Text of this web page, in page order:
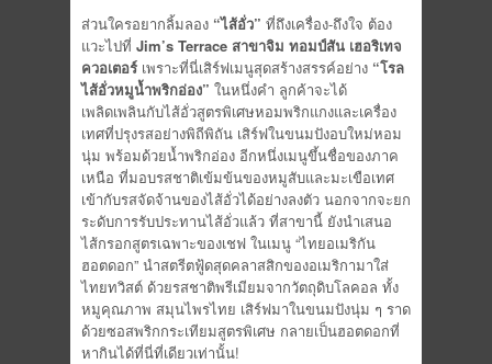
ส่วนใครอยากลิ้มลอง “ไส้อั่ว” ที่ถึงเครื่อง-ถึงใจ ต้อง
แวะไปที่ Jim’s Terrace สาขาจิม ทอมป์สัน เฮอริเทจ
ควอเตอร์ เพราะที่นี่เสิร์ฟเมนูสุดสร้างสรรค์อย่าง “โรล
ไส้อั่วหมูน้ำพริกอ่อง” ในหนึ่งคำ ลูกค้าจะได้
เพลิดเพลินกับไส้อั่วสูตรพิเศษหอมพริกแกงและเครื่อง
เทศที่ปรุงรสอย่างพิถีพิถัน เสิร์ฟในขนมปังอบใหม่หอม
นุ่ม พร้อมด้วยน้ำพริกอ่อง อีกหนึ่งเมนูขึ้นชื่อของภาค
เหนือ ที่มอบรสชาติเข้มข้นของหมูสับและมะเขือเทศ
เข้ากับรสจัดจ้านของไส้อั่วได้อย่างลงตัว นอกจากจะยก
ระดับการรับประทานไส้อั่วแล้ว ที่สาขานี้ ยังนำเสนอ
ไส้กรอกสูตรเฉพาะของเชฟ ในเมนู “ไทยอเมริกัน
ฮอตดอก” นำสตรีตฟู้ดสุดคลาสสิกของอเมริกามาใส่
ไทยทวิสต์ ด้วยรสชาติพรีเมียมจากวัตถุดิบโลคอล ทั้ง
หมูคุณภาพ สมุนไพรไทย เสิร์ฟมาในขนมปังนุ่ม ๆ ราด
ด้วยซอสพริกกระเทียมสูตรพิเศษ กลายเป็นฮอตดอกที่
หากินได้ที่นี่ที่เดียวเท่านั้น!